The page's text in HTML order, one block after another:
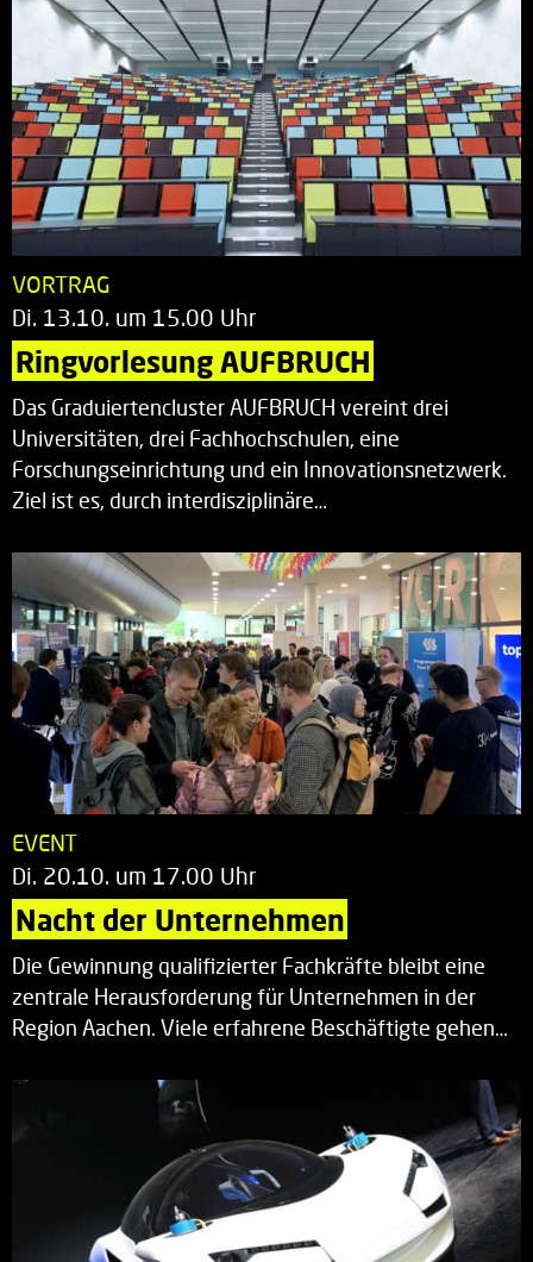
VORTRAG
Di. 13.10. um 15.00 Uhr
Ringvorlesung AUFBRUCH
Das Graduiertencluster AUFBRUCH vereint drei
Universitäten, drei Fachhochschulen, eine
Forschungseinrichtung und ein Innovationsnetzwerk.
Ziel ist es, durch interdisziplinäre…
EVENT
Di. 20.10. um 17.00 Uhr
Nacht der Unternehmen
Die Gewinnung qualifizierter Fachkräfte bleibt eine
zentrale Herausforderung für Unternehmen in der
Region Aachen. Viele erfahrene Beschäftigte gehen…